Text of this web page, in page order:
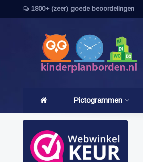
1800+ (zeer) goede beoordelingen
Pictogrammen